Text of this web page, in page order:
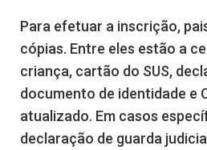
Para efetuar a inscrição,
cópias. Entre eles estão a
criança, cartão do SUS,
documento de identidade e
atualizado. Em casos
declaração de guarda